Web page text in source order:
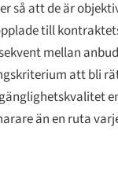
så att de är
till
mellan
att bli
än en ruta